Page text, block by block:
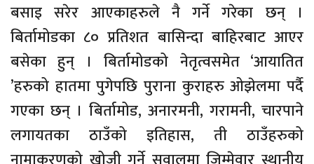
बसाइ सरेर आएकाहरुले नै गर्ने गरेका छन् ।
बिर्तामोडका ८० प्रतिशत बासिन्दा बाहिरबाट आएर
बसेका हुन् । बिर्तामोडको नेतृत्वसमेत ‘आयातित
’हरुको हातमा पुगेपछि पुराना कुराहरु ओझेलमा पर्दै
गएका छन् । बिर्तामोड, अनारमनी, गरामनी, चारपाने
लगायतका ठाउँको इतिहास, ती ठाउँहरुको